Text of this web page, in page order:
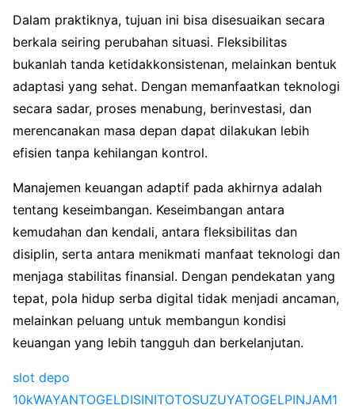
Dalam praktiknya, tujuan ini bisa disesuaikan secara
berkala seiring perubahan situasi. Fleksibilitas
bukanlah tanda ketidakkonsistenan, melainkan bentuk
adaptasi yang sehat. Dengan memanfaatkan teknologi
secara sadar, proses menabung, berinvestasi, dan
merencanakan masa depan dapat dilakukan lebih
efisien tanpa kehilangan kontrol.
Manajemen keuangan adaptif pada akhirnya adalah
tentang keseimbangan. Keseimbangan antara
kemudahan dan kendali, antara fleksibilitas dan
disiplin, serta antara menikmati manfaat teknologi dan
menjaga stabilitas finansial. Dengan pendekatan yang
tepat, pola hidup serba digital tidak menjadi ancaman,
melainkan peluang untuk membangun kondisi
keuangan yang lebih tangguh dan berkelanjutan.
slot depo
10kWAYANTOGELDISINITOTOSUZUYATOGELPINJAM1